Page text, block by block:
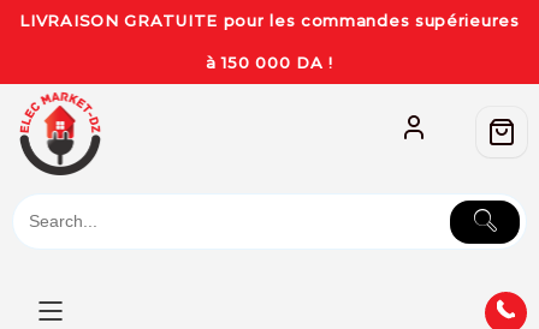
LIVRAISON GRATUITE pour les commandes supérieures
à 150 000 DA !